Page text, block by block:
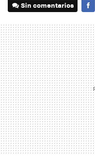
Sin comentarios